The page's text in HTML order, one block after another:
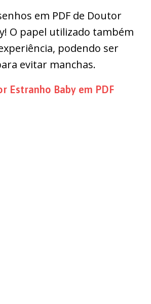
em PDF de Doutor
O papel utilizado também
podendo ser
evitar manchas.
Estranho Baby em PDF